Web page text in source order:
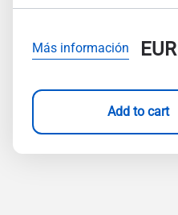
Más información EUR
Add to cart